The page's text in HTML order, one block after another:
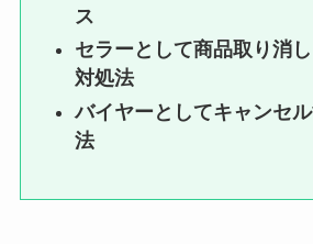
ス
セラーとして商品取り消
対処法
バイヤーとしてキャンセ
法